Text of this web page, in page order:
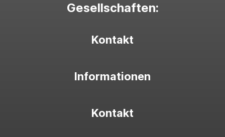
Gesellschaften:
Kontakt
Informationen
Kontakt